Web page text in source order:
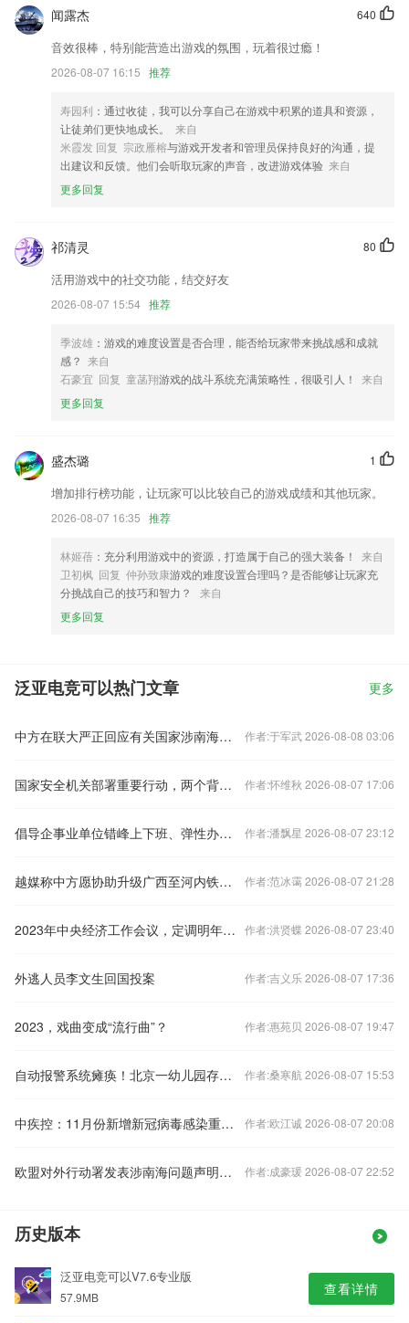
随时关闭功能
换皮肤。
增加了“在后台运行”功能的设置界面
优化上传附件预览功能；
记加班管家又名记加班工资考勤
以上就是泛亚电竞可以的介绍，如果您喜欢这款软件，您可以到应用商店
640
闻露杰
音效很棒，特别能营造出游戏的氛围，玩着很过瘾！
2026-08-07 16:15 推荐
寿园利 ：通过收徒，我可以分享自己在游戏中积累的道具和资源，
让徒弟们更快地成长。
来自
米霞发 回复 宗政雁榕与游戏开发者和管理员保持良好的沟通，提
出建议和反馈。他们会听取玩家的声音，改进游戏体验 来自
更多回复
80
祁清灵
活用游戏中的社交功能，结交好友
2026-08-07 15:54 推荐
季波雄 ：游戏的难度设置是否合理，能否给玩家带来挑战感和成就
感？ 来自
石豪宜 回复 童菡翔游戏的战斗系统充满策略性，很吸引人！
来自
更多回复
1
盛杰璐
增加排行榜功能，让玩家可以比较自己的游戏成绩和其他玩家。
2026-08-07 16:35 推荐
林姬蓓 ：充分利用游戏中的资源，打造属于自己的强大装备！
来自
卫初枫 回复 仲孙致康游戏的难度设置合理吗？是否能够让玩家充
分挑战自己的技巧和智力？
来自
更多回复
泛亚电竞可以热门文章 更多
中方在联大严正回应有关国家涉南海问题错误言论 作者:于军武 2026-08-08 03:06
国家安全机关部署重要行动，两个背景值得关注 作者:怀维秋 2026-08-07 17:06
倡导企事业单位错峰上下班、弹性办公！北京发布七条响应措施 作者:潘飘星 2026-08-07 23:12
越媒称中方愿协助升级广西至河内铁路交通，外交部回应 作者:范冰霭 2026-08-07 21:28
2023年中央经济工作会议，定调明年经济工作 作者:洪贤蝶 2026-08-07 23:40
外逃人员李文生回国投案 作者:吉义乐 2026-08-07 17:36
2023，戏曲变成“流行曲”？ 作者:惠苑贝 2026-08-07 19:47
自动报警系统瘫痪！北京一幼儿园存重大火灾隐患 作者:桑寒航 2026-08-07 15:53
中疾控：11月份新增新冠病毒感染重症病例135例 作者:欧江诚 2026-08-07 20:08
欧盟对外行动署发表涉南海问题声明，中国驻欧盟使团驳斥 作者:成豪瑗 2026-08-07 22:52
历史版本
泛亚电竞可以V7.6专业版
57.9MB 查看详情